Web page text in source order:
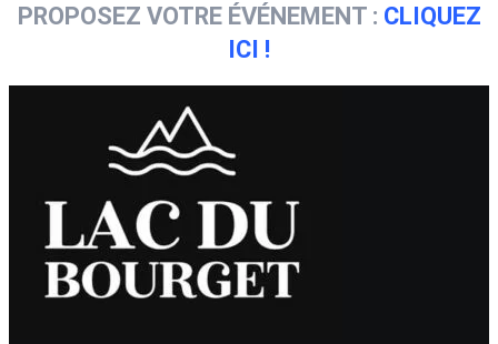
PROPOSEZ VOTRE ÉVÉNEMENT : CLIQUEZ
ICI !